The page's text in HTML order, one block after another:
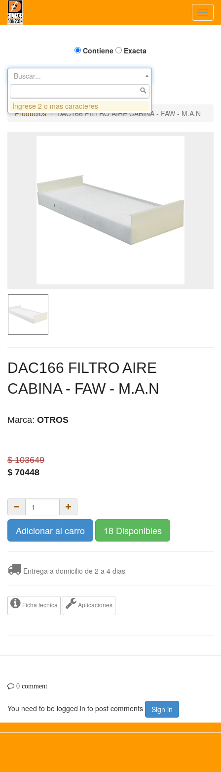
Contiene Exacta
Buscar...
Productos DAC166 FILTRO AIRE CABINA - FAW - M.A.N
DAC166 FILTRO AIRE
CABINA - FAW - M.A.N
Marca: OTROS
$ 103649
$ 70448
Adicionar al carro 18 Disponibles
Entrega a domicilio de 2 a 4 dias
Ficha tecnica Aplicaciones
0 comment
You need to be logged in to post comments Sign in
Ingrese 2 o mas caracteres